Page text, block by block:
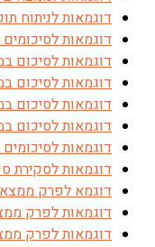
דוגמאות לניתוח
דוגמאות
דוגמאות לסיכום
דוגמאות לסיכום
דוגמאות לסיכום
דוגמאות לסיכום
דוגמאות
דוגמאות לסקירת
דוגמא לפרק
דוגמאות לפרק
דוגמאות לפרק